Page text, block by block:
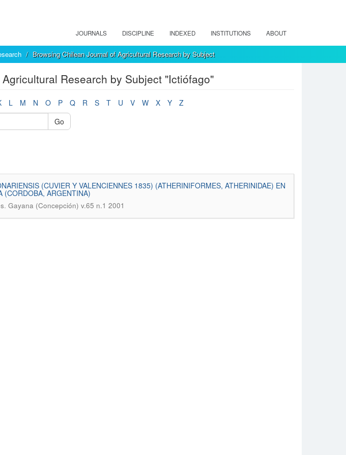
JOURNALS DISCIPLINE INDEXED INSTITUTIONS ABOUT
Browsing Chilean Journal of Agricultural Research by Subject
Research by Subject "Ictiófago"
L M N O P Q R S T U V W X Y
Z
Go
(CUVIER Y VALENCIENNES 1835) (ATHERINIFORMES, ATHERINIDAE) EN
(CORDOBA, ARGENTINA)
. Gayana (Concepción) v.65 n.1 2001